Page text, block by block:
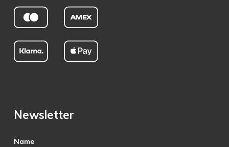
Newsletter
Name